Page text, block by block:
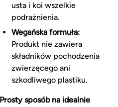
usta i koi wszelkie
podrażnienia.
Wegańska formuła:
Produkt nie zawiera
składników pochodzenia
zwierzęcego ani
szkodliwego plastiku.
Prosty sposób na idealnie